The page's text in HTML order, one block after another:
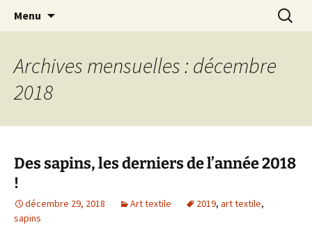
filsetcrayons
Le blog de Sophie A
Menu
Archives mensuelles : décembre
2018
Des sapins, les derniers de l’année 2018
!
décembre 29, 2018 Art textile 2019, art textile,
sapins